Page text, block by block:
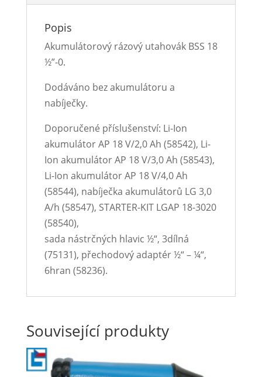
Popis
Akumulátorový rázový utahovák BSS 18
½”-0.
Dodáváno bez akumulátoru a
nabíječky.
Doporučené příslušenství: Li-Ion
akumulátor AP 18 V/2,0 Ah (58542), Li-
Ion akumulátor AP 18 V/3,0 Ah (58543),
Li-Ion akumulátor AP 18 V/4,0 Ah
(58544), nabíječka akumulátorů LG 3,0
A/h (58547), STARTER-KIT LGAP 18-3020
(58540),
sada nástrčných hlavic ½“, 3dílná
(75131), přechodový adaptér ½“ – ¼“,
6hran (58236).
Související produkty